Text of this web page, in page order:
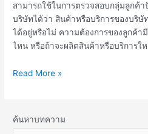
สามารถใช้ในการตรวจสอบกลุ่มลูกค้
บริษัทได้ว่า สินค้าหรือบริการของบริ
ได้อยู่หรือไม่ ความต้องการของลูกค้า
ไหน หรือถ้าจะผลิตสินค้าหรือบริการใ
Read More »
ค้นหาบทความ